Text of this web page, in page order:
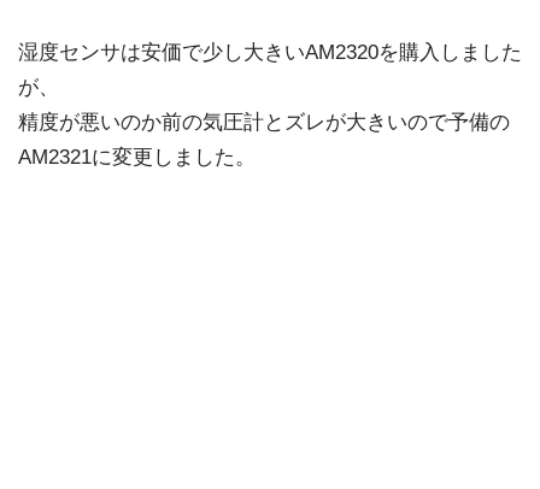
湿度センサは安価で少し大きいAM2320を購入しました
が、
精度が悪いのか前の気圧計とズレが大きいので予備の
AM2321に変更しました。